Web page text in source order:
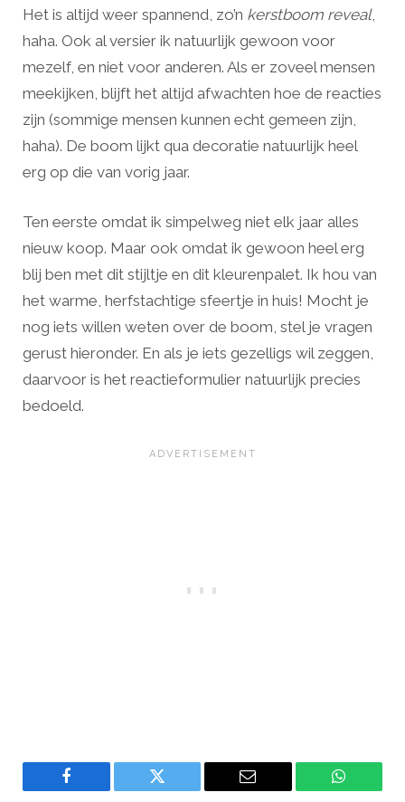
Het is altijd weer spannend, zo’n kerstboom reveal,
haha. Ook al versier ik natuurlijk gewoon voor
mezelf, en niet voor anderen. Als er zoveel mensen
meekijken, blijft het altijd afwachten hoe de reacties
zijn (sommige mensen kunnen echt gemeen zijn,
haha). De boom lijkt qua decoratie natuurlijk heel
erg op die van vorig jaar.
Ten eerste omdat ik simpelweg niet elk jaar alles
nieuw koop. Maar ook omdat ik gewoon heel erg
blij ben met dit stijltje en dit kleurenpalet. Ik hou van
het warme, herfstachtige sfeertje in huis! Mocht je
nog iets willen weten over de boom, stel je vragen
gerust hieronder. En als je iets gezelligs wil zeggen,
daarvoor is het reactieformulier natuurlijk precies
bedoeld.
Facebook Twitter Email